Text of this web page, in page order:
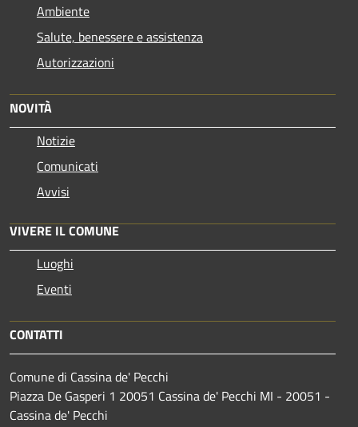
Ambiente
Salute, benessere e assistenza
Autorizzazioni
NOVITÀ
Notizie
Comunicati
Avvisi
VIVERE IL COMUNE
Luoghi
Eventi
CONTATTI
Comune di Cassina de' Pecchi
Piazza De Gasperi 1 20051 Cassina de' Pecchi MI - 20051 -
Cassina de' Pecchi